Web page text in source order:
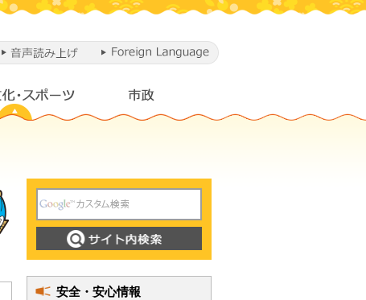
安全・安心情報